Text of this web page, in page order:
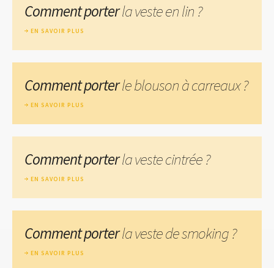
Comment porterla veste en lin ?
EN SAVOIR PLUS
Comment porterle blouson à carreaux ?
EN SAVOIR PLUS
Comment porterla veste cintrée ?
EN SAVOIR PLUS
Comment porterla veste de smoking ?
EN SAVOIR PLUS